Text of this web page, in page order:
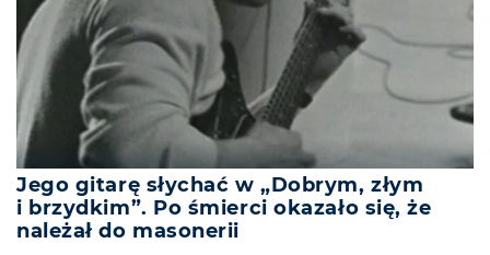
Jego gitarę słychać w „Dobrym, złym
i brzydkim”. Po śmierci okazało się, że
należał do masonerii